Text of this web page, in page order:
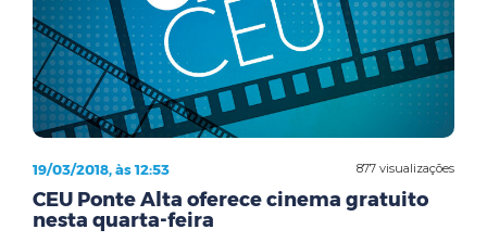
877 visualizações
19/03/2018, às 12:53
CEU Ponte Alta oferece cinema gratuito
nesta quarta-feira